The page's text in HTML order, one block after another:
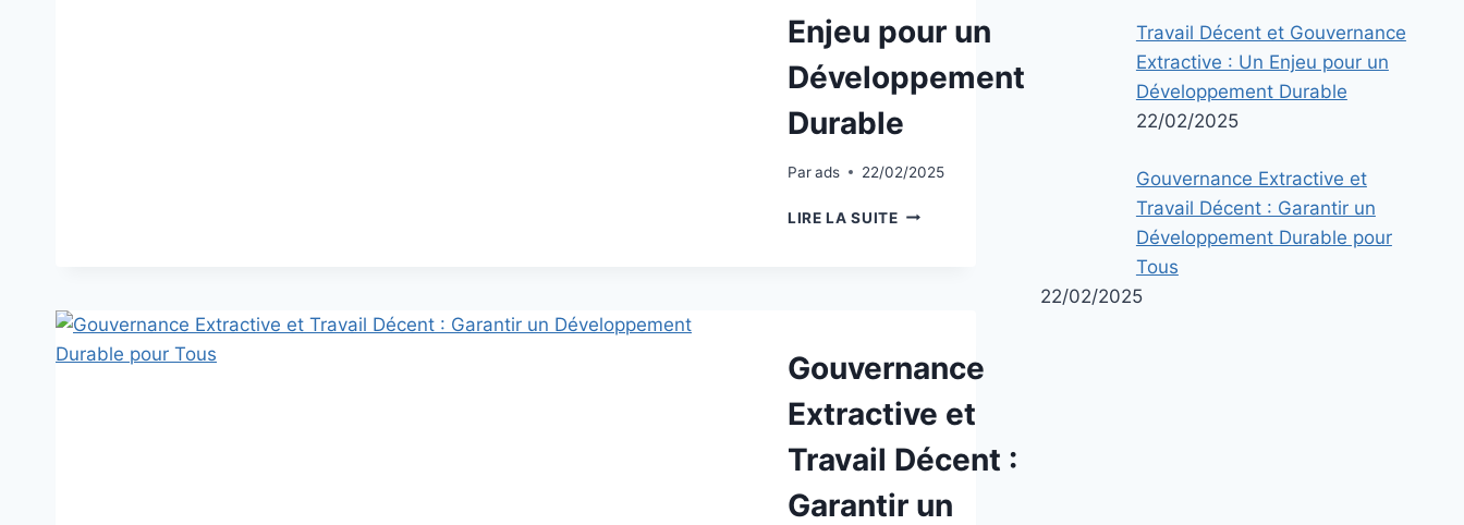
Enjeu pour un
Développement
Durable
Parads 22/02/2025
LIRE LA SUITE
Gouvernance
Extractive et
Travail Décent :
Garantir un
Travail Décent et Gouvernance
Extractive : Un Enjeu pour un
Développement Durable
22/02/2025
Gouvernance Extractive et
Travail Décent : Garantir un
Développement Durable pour
Tous
22/02/2025